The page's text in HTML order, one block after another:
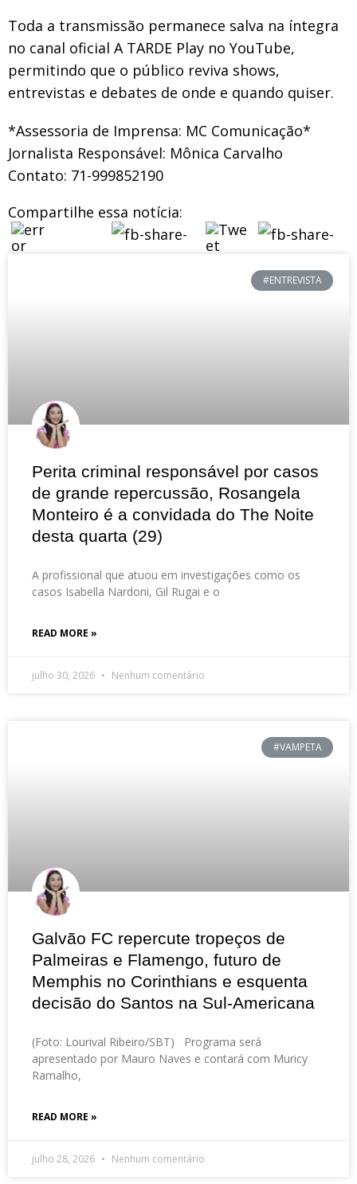
Toda a transmissão permanece salva na íntegra
no canal oficial A TARDE Play no YouTube,
permitindo que o público reviva shows,
entrevistas e debates de onde e quando quiser.
*Assessoria de Imprensa: MC Comunicação*
Jornalista Responsável: Mônica Carvalho
Contato: 71-999852190
Compartilhe essa notícia:
#ENTREVISTA
Perita criminal responsável por casos
de grande repercussão, Rosangela
Monteiro é a convidada do The Noite
desta quarta (29)
A profissional que atuou em investigações como os
casos Isabella Nardoni, Gil Rugai e o
READ MORE »
julho 30, 2026 Nenhum comentário
#VAMPETA
Galvão FC repercute tropeços de
Palmeiras e Flamengo, futuro de
Memphis no Corinthians e esquenta
decisão do Santos na Sul-Americana
(Foto: Lourival Ribeiro/SBT) Programa será
apresentado por Mauro Naves e contará com Muricy
Ramalho,
READ MORE »
julho 28, 2026 Nenhum comentário